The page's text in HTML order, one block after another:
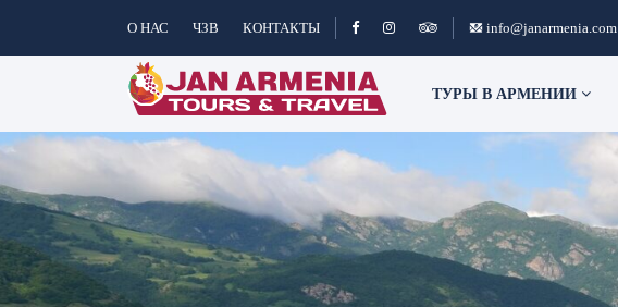
О НАС ЧЗВ КОНТАКТЫ info@janarmenia.com
ТУРЫ В АРМЕНИИ